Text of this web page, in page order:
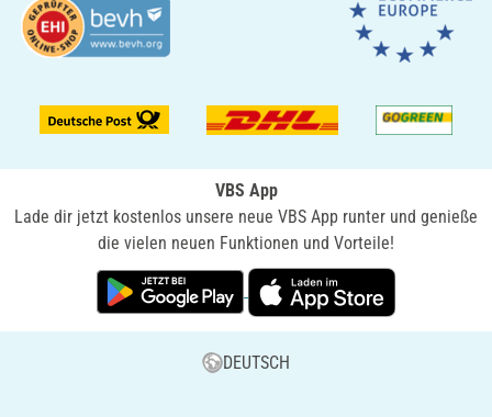
VBS App
Lade dir jetzt kostenlos unsere neue VBS App runter und genieße
die vielen neuen Funktionen und Vorteile!
DEUTSCH